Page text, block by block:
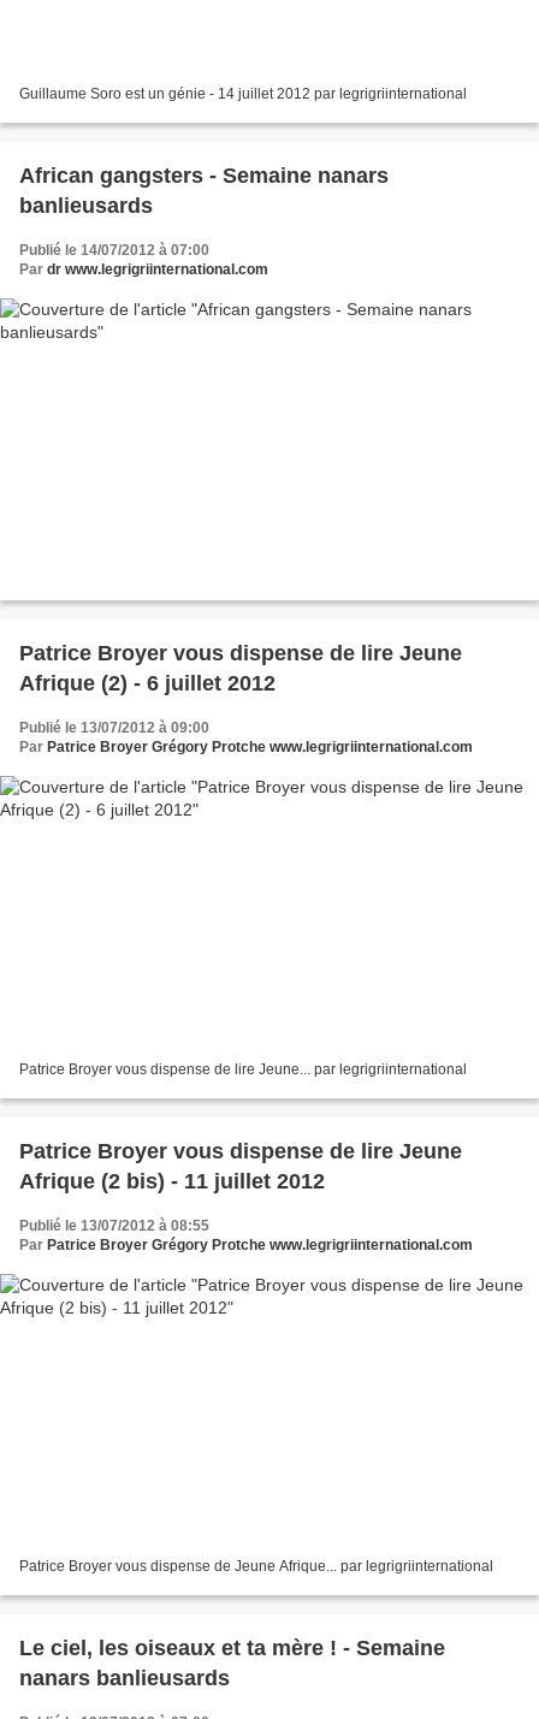
Guillaume Soro est un génie - 14 juillet 2012 par legrigriinternational
African gangsters - Semaine nanars
banlieusards
Publié le 14/07/2012 à 07:00
Par dr www.legrigriinternational.com
Patrice Broyer vous dispense de lire Jeune
Afrique (2) - 6 juillet 2012
Publié le 13/07/2012 à 09:00
Par Patrice Broyer Grégory Protche www.legrigriinternational.com
Patrice Broyer vous dispense de lire Jeune... par legrigriinternational
Patrice Broyer vous dispense de lire Jeune
Afrique (2 bis) - 11 juillet 2012
Publié le 13/07/2012 à 08:55
Par Patrice Broyer Grégory Protche www.legrigriinternational.com
Patrice Broyer vous dispense de Jeune Afrique... par legrigriinternational
Le ciel, les oiseaux et ta mère ! - Semaine
nanars banlieusards